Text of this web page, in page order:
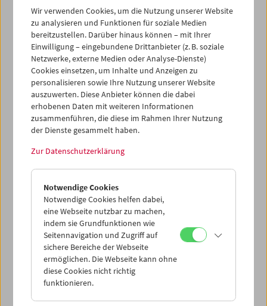
28
30 01
03
04
05 06 07 08 09
iCalender
Programmheft-PDF
English language or subtitles
< Vorherige Woche
Mo 30.4.
Di 1.5.
Mi 2.5.
Do 3.5.
Wir verwenden Cookies, um die Nutzung unserer Website
zu analysieren und Funktionen für soziale Medien
bereitzustellen. Darüber hinaus können – mit Ihrer
Einwilligung – eingebundene Drittanbieter (z. B. soziale
Netzwerke, externe Medien oder Analyse-Dienste)
Cookies einsetzen, um Inhalte und Anzeigen zu
personalisieren sowie Ihre Nutzung unserer Website
auszuwerten. Diese Anbieter können die dabei
erhobenen Daten mit weiteren Informationen
zusammenführen, die diese im Rahmen Ihrer Nutzung
der Dienste gesammelt haben.
Zur Datenschutzerklärung
Notwendige Cookies
Notwendige Cookies helfen dabei,
eine Webseite nutzbar zu machen,
indem sie Grundfunktionen wie
Seitennavigation und Zugriff auf
sichere Bereiche der Webseite
ermöglichen. Die Webseite kann ohne
diese Cookies nicht richtig
funktionieren.